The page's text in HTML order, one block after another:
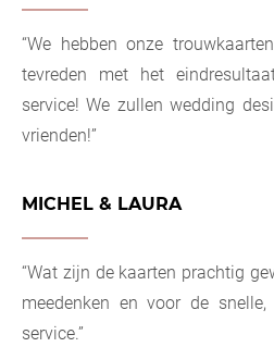
“We hebben onze
tevreden met het
service! We zullen wedding
vrienden!”
MICHEL & LAURA
“Wat zijn de kaarten prachtig
meedenken en voor de
service.”